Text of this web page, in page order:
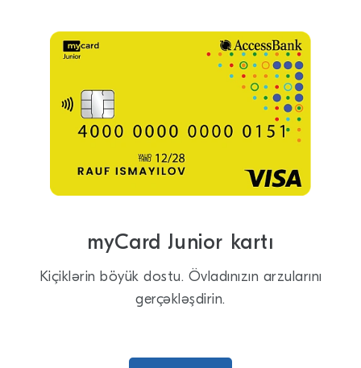
myCard Junior kartı
Kiçiklərin böyük dostu. Övladınızın arzularını
gerçəkləşdirin.